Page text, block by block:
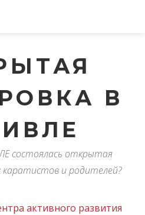
В
состоялась открытая
и родителей?
активного развития